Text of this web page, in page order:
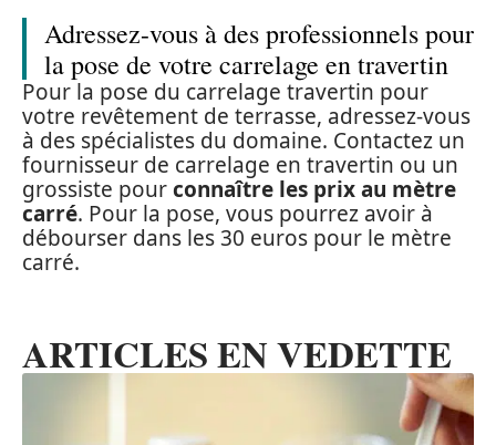
Adressez-vous à des professionnels pour
la pose de votre carrelage en travertin
Pour la pose du carrelage travertin pour
votre revêtement de terrasse, adressez-vous
à des spécialistes du domaine. Contactez un
fournisseur de carrelage en travertin ou un
grossiste pourconnaître les prix au mètre
carré. Pour la pose, vous pourrez avoir à
débourser dans les 30 euros pour le mètre
carré.
ARTICLES EN VEDETTE